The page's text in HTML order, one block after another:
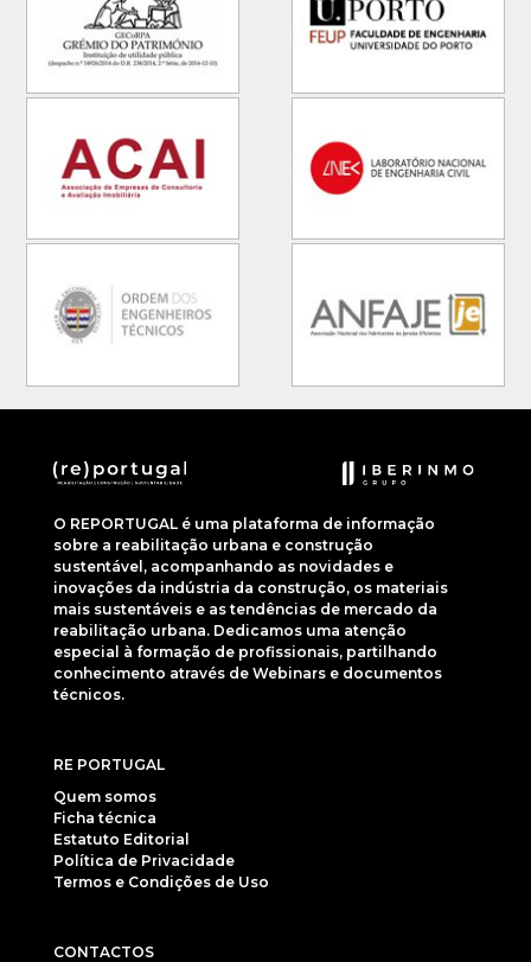
O REPORTUGAL é uma plataforma de informação
sobre a reabilitação urbana e construção
sustentável, acompanhando as novidades e
inovações da indústria da construção, os materiais
mais sustentáveis e as tendências de mercado da
reabilitação urbana. Dedicamos uma atenção
especial à formação de profissionais, partilhando
conhecimento através de Webinars e documentos
técnicos.
RE PORTUGAL
Quem somos
Ficha técnica
Estatuto Editorial
Política de Privacidade
Termos e Condições de Uso
CONTACTOS